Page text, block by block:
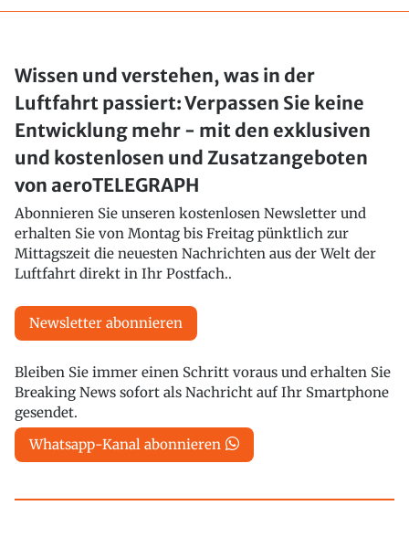
Wissen und verstehen, was in der
Luftfahrt passiert: Verpassen Sie keine
Entwicklung mehr - mit den exklusiven
und kostenlosen und Zusatzangeboten
von aeroTELEGRAPH
Abonnieren Sie unseren kostenlosen Newsletter und
erhalten Sie von Montag bis Freitag pünktlich zur
Mittagszeit die neuesten Nachrichten aus der Welt der
Luftfahrt direkt in Ihr Postfach..
Newsletter abonnieren
Bleiben Sie immer einen Schritt voraus und erhalten Sie
Breaking News sofort als Nachricht auf Ihr Smartphone
gesendet.
Whatsapp-Kanal abonnieren